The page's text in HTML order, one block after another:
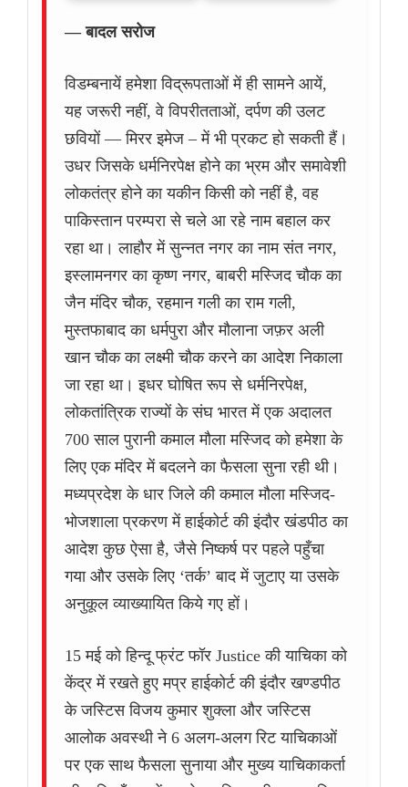
— बादल सरोज
विडम्बनायें हमेशा विद्रूपताओं में ही सामने आयें,
यह जरूरी नहीं, वे विपरीतताओं, दर्पण की उलट
छवियों — मिरर इमेज – में भी प्रकट हो सकती हैं।
उधर जिसके धर्मनिरपेक्ष होने का भ्रम और समावेशी
लोकतंत्र होने का यकीन किसी को नहीं है, वह
पाकिस्तान परम्परा से चले आ रहे नाम बहाल कर
रहा था। लाहौर में सुन्नत नगर का नाम संत नगर,
इस्लामनगर का कृष्ण नगर, बाबरी मस्जिद चौक का
जैन मंदिर चौक, रहमान गली का राम गली,
मुस्तफाबाद का धर्मपुरा और मौलाना जफ़र अली
खान चौक का लक्ष्मी चौक करने का आदेश निकाला
जा रहा था। इधर घोषित रूप से धर्मनिरपेक्ष,
लोकतांत्रिक राज्यों के संघ भारत में एक अदालत
700 साल पुरानी कमाल मौला मस्जिद को हमेशा के
लिए एक मंदिर में बदलने का फैसला सुना रही थी।
मध्यप्रदेश के धार जिले की कमाल मौला मस्जिद-
भोजशाला प्रकरण में हाईकोर्ट की इंदौर खंडपीठ का
आदेश कुछ ऐसा है, जैसे निष्कर्ष पर पहले पहुँचा
गया और उसके लिए ‘तर्क’ बाद में जुटाए या उसके
अनुकूल व्याख्यायित किये गए हों।
15 मई को हिन्दू फ्रंट फॉर Justice की याचिका को
केंद्र में रखते हुए मप्र हाईकोर्ट की इंदौर खण्डपीठ
के जस्टिस विजय कुमार शुक्ला और जस्टिस
आलोक अवस्थी ने 6 अलग-अलग रिट याचिकाओं
पर एक साथ फैसला सुनाया और मुख्य याचिकाकर्ता